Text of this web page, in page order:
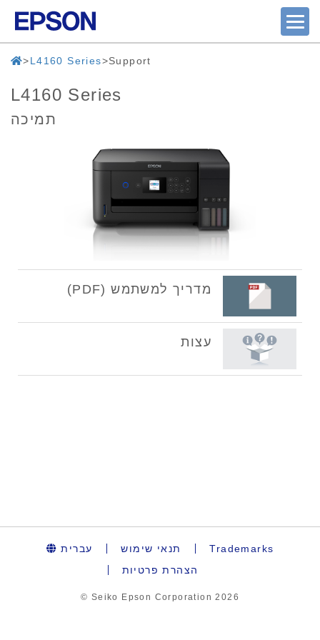
L4160 Series Support
L4160 Series
תמיכה
עברית תנאי שימוש
Trademarks
הצהרת פרטיות
© Seiko Epson Corporation2026